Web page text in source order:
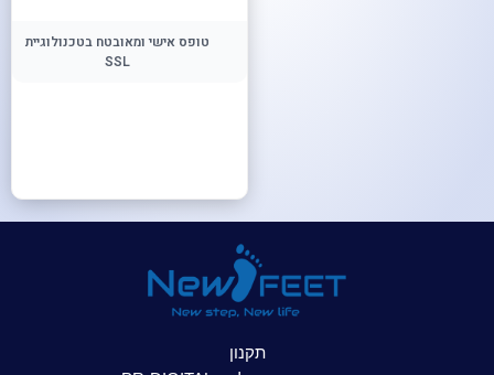
טופס אישי ומאובטח בטכנולוגיית
SSL
תקנון